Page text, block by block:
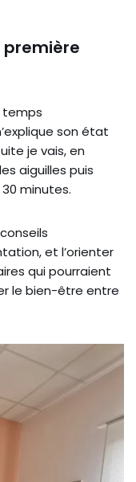
temps
son état
je vais, en
aiguilles puis
minutes.
et l’orienter
qui pourraient
le bien-être entre